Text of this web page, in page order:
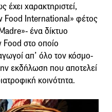
χαρακτηριστεί,
Food International» φέτος
ένα δίκτυο
στο οποίο
απ’ όλο τον κόσμο-
εκδήλωση που αποτελεί
κοινότητα.